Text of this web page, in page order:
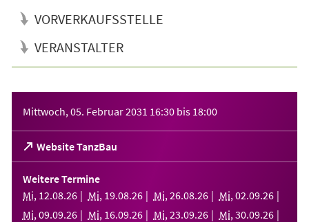
VORVERKAUFSSTELLE
VERANSTALTER
Mittwoch, 05. Februar 2031 16:30 bis 18:00
Website TanzBau
(Öffnet
in
einem
neuen
Tab)
Weitere Termine
Mi, 12.08.26 Mi, 19.08.26 Mi, 26.08.26 Mi, 02.09.26
Mi, 09.09.26 Mi, 16.09.26 Mi, 23.09.26 Mi, 30.09.26